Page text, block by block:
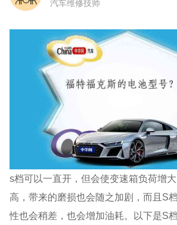
汽车维修技师
s档可以一直开，但会使变速箱负荷增
高，带来的磨损也会随之加剧，而且S
性也会稍差，也会增加油耗。以下是S